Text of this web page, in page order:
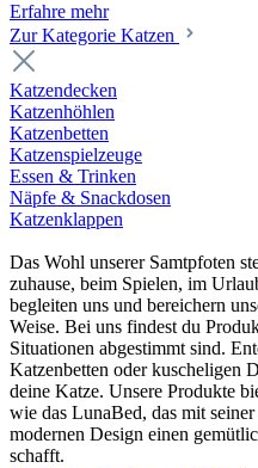
Erfahre mehr
Zur Kategorie Katzen
Katzendecken
Katzenhöhlen
Katzenbetten
Katzenspielzeuge
Essen & Trinken
Näpfe & Snackdosen
Katzenklappen
Das Wohl unserer Samtpfoten
zuhause, beim Spielen, im
begleiten uns und bereichern
Weise. Bei uns findest du
Situationen abgestimmt sind.
Katzenbetten oder kuscheligen
deine Katze. Unsere Produkte
wie das LunaBed, das mit
modernen Design einen
schafft.